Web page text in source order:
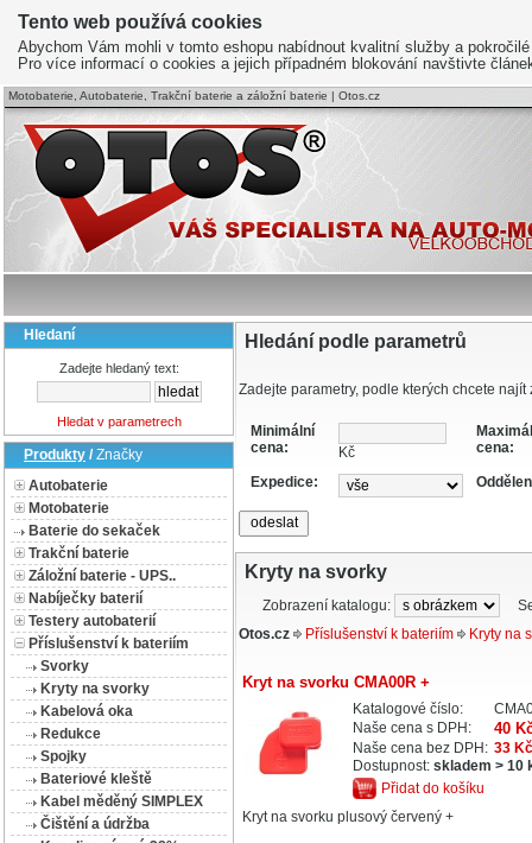
Motobaterie, Autobaterie, Trakční baterie a záložní baterie | Otos.cz
Hledaní
Zadejte hledaný text:
Hledat v parametrech
Produkty /Značky
Autobaterie
Motobaterie
Baterie do sekaček
Trakční baterie
Záložní baterie - UPS..
Nabíječky baterií
Testery autobaterií
Příslušenství k bateriím
Svorky
Kryty na svorky
Kabelová oka
Redukce
Spojky
Bateriové kleště
Kabel měděný SIMPLEX
Čištění a údržba
Hledání podle parametrů
Zadejte parametry, podle kterých chcete najít
Minimální
cena:
Kč
cena:
Expedice:
Kryty na svorky
Zobrazení katalogu:
Otos.cz
Příslušenství k bateriím Kryty na
Kryt na svorku CMA00R +
Katalogové číslo:
Naše cena s DPH:
40
Naše cena bez DPH: 33
Dostupnost:skladem > 10
Přidat do košíku
Kryt na svorku plusový červený +
Tento web používá cookies
Abychom Vám mohli v tomto eshopu nabídnout kvalitní služby a
Pro více informací o cookies a jejich případném blokování navštivte